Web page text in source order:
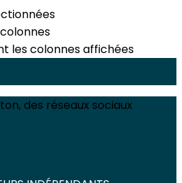
les colonnes affichées
des réseaux sociaux